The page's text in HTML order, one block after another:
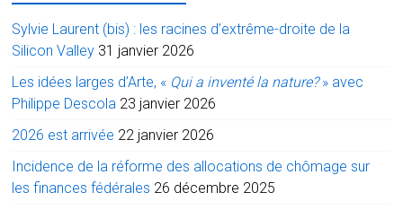
Sylvie Laurent (bis) : les racines d’extrême-droite de la
Silicon Valley 31 janvier 2026
Les idées larges d’Arte, « Qui a inventé la nature?» avec
Philippe Descola 23 janvier 2026
2026 est arrivée 22 janvier 2026
Incidence de la réforme des allocations de chômage sur
les finances fédérales 26 décembre 2025